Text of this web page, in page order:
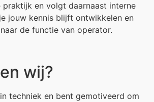
en volgt daarnaast interne
jouw kennis blijft ontwikkelen en
de functie van operator.
wij?
techniek en bent gemotiveerd om